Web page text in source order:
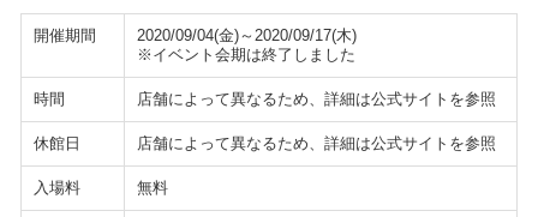
開催期間
2020/09/04(金)～2020/09/17(木)
※イベント会期は終了しました
時間 店舗によって異なるため、詳細は公式サイトを参照
休館日 店舗によって異なるため、詳細は公式サイトを参照
入場料 無料